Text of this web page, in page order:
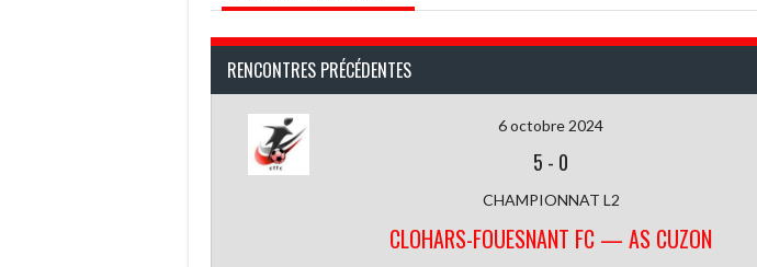
RENCONTRES PRÉCÉDENTES
6 octobre 2024
5 - 0
CHAMPIONNAT L2
CLOHARS-FOUESNANT FC — AS CUZON